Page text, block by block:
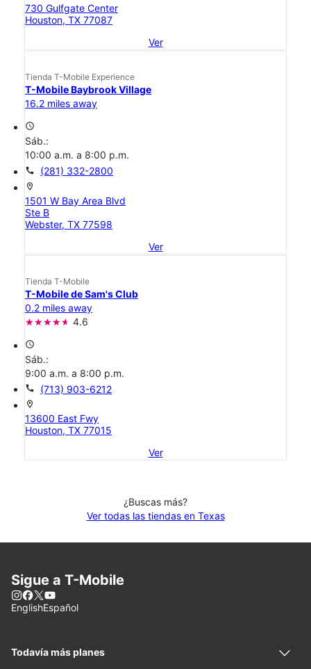
730 Gulfgate Center
Houston, TX 77087
Ver
Tienda T-Mobile Experience
T-Mobile Baybrook Village
16.2 miles away
access_time
Sáb.:
10:00 a.m. a 8:00 p.m.
call (281) 332-2800
location_on
1501 W Bay Area Blvd
Ste B
Webster, TX 77598
Ver
Tienda T-Mobile
T-Mobile de Sam's Club
0.2 miles away
4.6
access_time
Sáb.:
9:00 a.m. a 8:00 p.m.
call (713) 903-6212
location_on
13600 East Fwy
Houston, TX 77015
Ver
¿Buscas más?
Ver todas las tiendas en Texas